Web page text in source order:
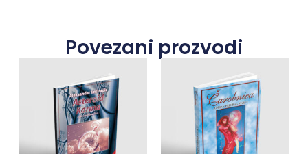
Povezani prozvodi